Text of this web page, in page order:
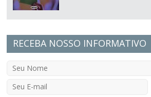
RECEBA NOSSO INFORMATIVO